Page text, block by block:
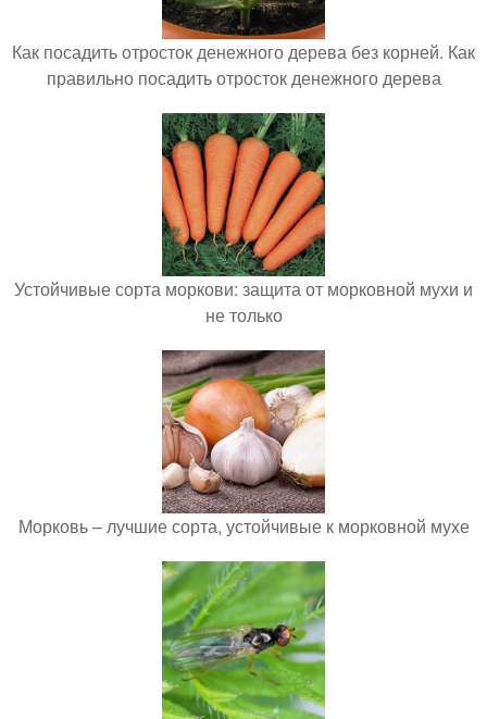
Как посадить отросток денежного дерева без корней. Как
правильно посадить отросток денежного дерева
Устойчивые сорта моркови: защита от морковной мухи и
не только
Морковь – лучшие сорта, устойчивые к морковной мухе